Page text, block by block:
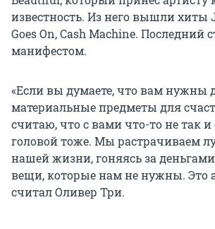
известность. Из него вышли хиты
Goes On, Cash Machine. Последний
манифестом.
«Если вы думаете, что вам нужны
материальные предметы для
считаю, что с вами что-то не так
головой тоже. Мы растрачиваем
нашей жизни, гоняясь за
вещи, которые нам не нужны. Это
считал Оливер Три.